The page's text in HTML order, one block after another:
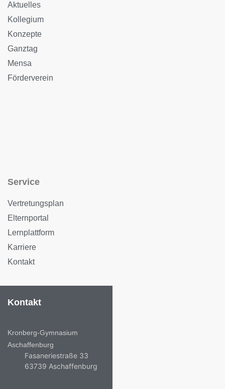
Aktuelles
Kollegium
Konzepte
Ganztag
Mensa
Förderverein
Service
Vertretungsplan
Elternportal
Lernplattform
Karriere
Kontakt
Kontakt
Kronberg-Gymnasium
Aschaffenburg
Fasaneriestraße 33
63739 Aschaffenburg